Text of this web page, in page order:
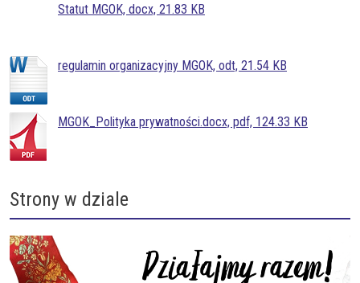
Statut MGOK, docx, 21.83 KB
regulamin organizacyjny MGOK, odt, 21.54 KB
MGOK_Polityka prywatności.docx, pdf, 124.33 KB
Strony w dziale